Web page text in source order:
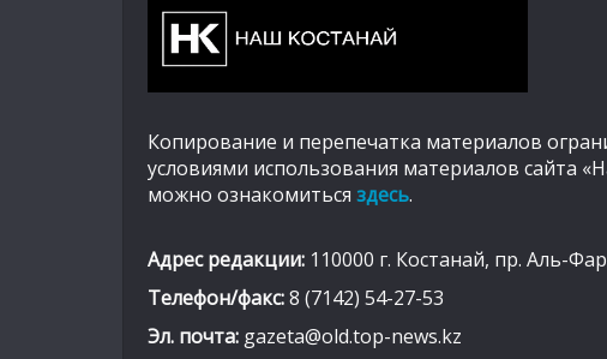
Копирование и перепечатка материалов
условиями использования материалов сайта
можно ознакомиться здесь.
Адрес редакции: 110000 г. Костанай, пр. Аль-
Телефон/факс:8 (7142) 54-27-53
Эл. почта: gazeta@old.top-news.kz